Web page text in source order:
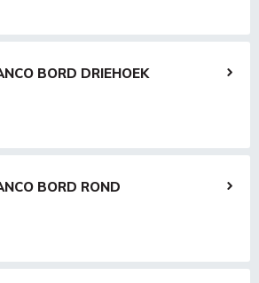
BORD DRIEHOEK
BORD ROND